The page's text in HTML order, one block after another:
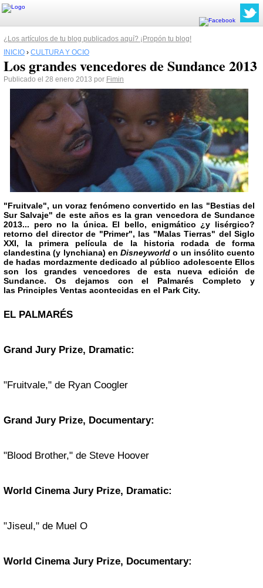
¿Los artículos de tu blog publicados aquí? ¡Propón tu blog!
INICIO › CULTURA Y OCIO
Los grandes vencedores de Sundance 2013
Publicado el 28 enero 2013 por Fimin
"Fruitvale", un voraz fenómeno convertido en las "Bestias del
Sur Salvaje" de este años es la gran vencedora de Sundance
2013... pero no la única. El bello, enigmático ¿y lisérgico?
retorno del director de "Primer", las "Malas Tierras" del Siglo
XXI, la primera película de la historia rodada de forma
clandestina (y lynchiana) en Disneyworld o un insólito cuento
de hadas mordazmente dedicado al público adolescente Ellos
son los grandes vencedores de esta nueva edición de
Sundance. Os dejamos con el Palmarés Completo y
las Principles Ventas acontecidas en el Park City.
EL PALMARÉS
Grand Jury Prize, Dramatic:
"Fruitvale," de Ryan Coogler
Grand Jury Prize, Documentary:
"Blood Brother," de Steve Hoover
World Cinema Jury Prize, Dramatic:
"Jiseul," de Muel O
World Cinema Jury Prize, Documentary: